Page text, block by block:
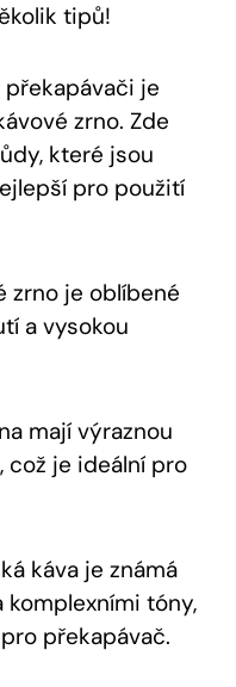
tipů!
je
zrno. Zde
které jsou
pro použití
zrno je oblíbené
a vysokou
mají výraznou
což je ideální pro
káva je známá
tóny,
překapávač.